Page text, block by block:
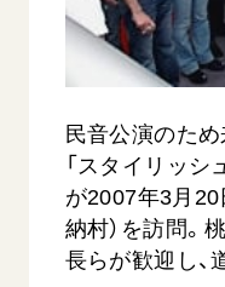
初代会長・牧口常三
第2代会長・戸田城
第3代会長・池田大
展示活動
教育本部の活動
創価学会 社会憲章
組織・機構
沿革
略年表
入会について
関連団体
座談会御書ｅ講義
小説『新・人間革命』
関連リンク
創価学会総本部
墓地公園・納骨堂
聖教電子版
聖教ブックストア
soka youth media
ご利用にあたって
民音公演のた
「スタイリッシ
が2007年3月20
納村）を訪問。
長らが歓迎し、